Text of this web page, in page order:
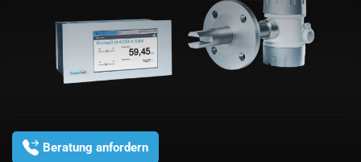
Beratung anfordern